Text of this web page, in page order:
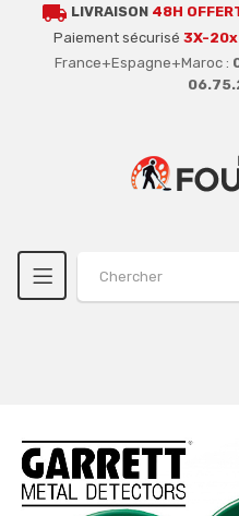
local_shipping LIVRAISON 48H
Paiement sécurisé 3X-
France+Espagne+Maroc :